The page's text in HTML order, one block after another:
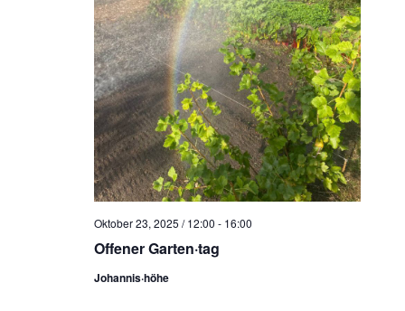
Offener Garten·tag
Oktober 23, 2025 / 12:00 - 16:00
Johannis·höhe